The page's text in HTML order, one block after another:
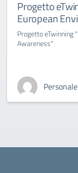
Progetto
European
Progetto eTwinning
Awareness"